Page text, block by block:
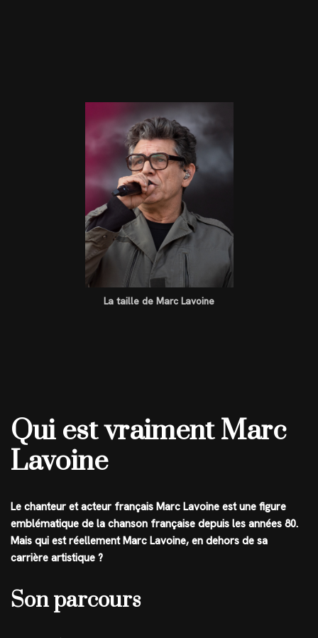
La taille de Marc Lavoine
Qui est vraiment Marc
Lavoine
Le chanteur et acteur français Marc Lavoine est une figure
emblématique de la chanson française depuis les années 80.
Mais qui est réellement Marc Lavoine, en dehors de sa
carrière artistique ?
Son parcours